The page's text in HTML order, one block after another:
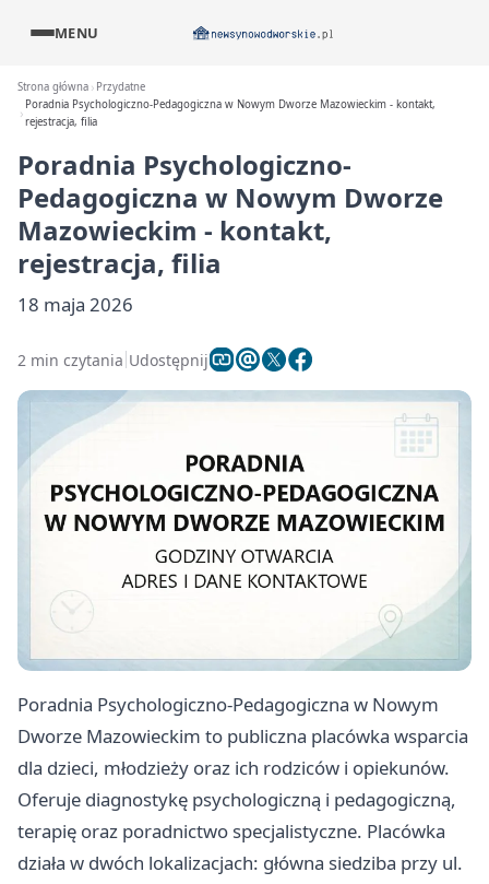
MENU
Strona główna
Przydatne
Poradnia Psychologiczno-Pedagogiczna w Nowym Dworze Mazowieckim - kontakt,
rejestracja, filia
Poradnia Psychologiczno-
Pedagogiczna w Nowym Dworze
Mazowieckim - kontakt,
rejestracja, filia
18 maja 2026
2 min czytania Udostępnij
Poradnia Psychologiczno-Pedagogiczna w Nowym
Dworze Mazowieckim to publiczna placówka wsparcia
dla dzieci, młodzieży oraz ich rodziców i opiekunów.
Oferuje diagnostykę psychologiczną i pedagogiczną,
terapię oraz poradnictwo specjalistyczne. Placówka
działa w dwóch lokalizacjach: główna siedziba przy ul.